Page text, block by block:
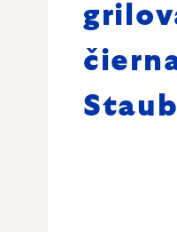
Staub